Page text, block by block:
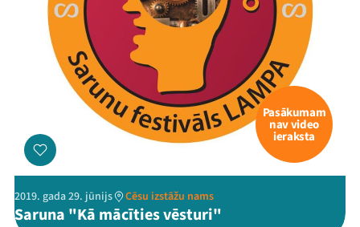
Pasākumam
nav video
ieraksta
2019. gada 29. jūnijs Cēsu izstāžu nams
Saruna "Kā mācīties vēsturi"